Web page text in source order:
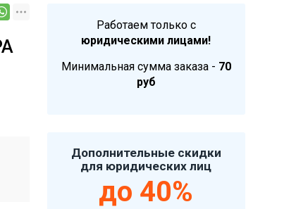
Работаем только с
юридическими лицами!
Минимальная сумма заказа - 70
руб
Дополнительные скидки
для юридических лиц
до 40%